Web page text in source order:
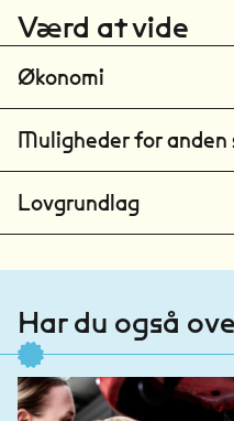
Haderslev
Esbjerg
Esbjerg Realskole
Esbjerg
Esrum Kost- og Friskole
Gribskov
Forberedelsesskolen
Giersings Realskole
Odense
Haderslev Realskole
Værd at vide
Økonomi
Muligheder for
Lovgrundlag
Har du også